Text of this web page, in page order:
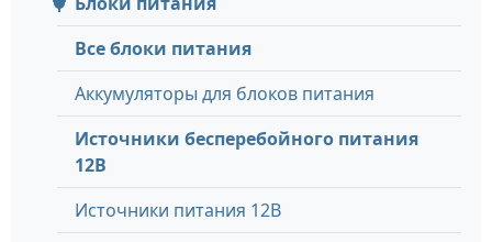
Все блоки питания
Аккумуляторы для блоков питания
Источники бесперебойного питания
12В
Источники питания 12В